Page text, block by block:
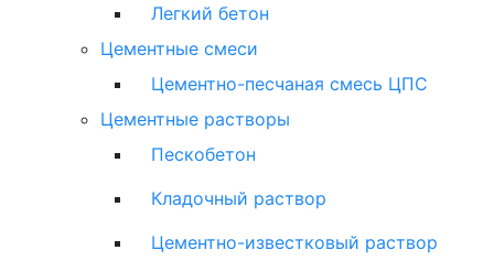
Легкий бетон
Цементные смеси
Цементно-песчаная смесь ЦПС
Цементные растворы
Пескобетон
Кладочный раствор
Цементно-известковый раствор